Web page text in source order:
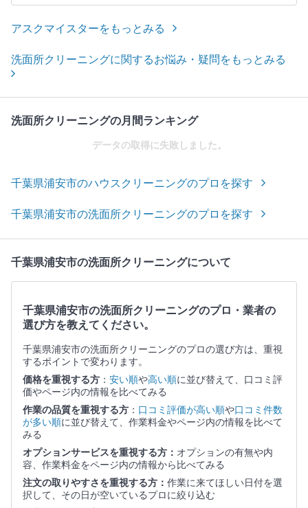
アスクマイスターをもっとみる
洗面所クリーニングに関するお悩み・疑問をもっとみる
洗面所クリーニングの月間ランキング
データの取得に失敗しました。
千葉県浦安市のハウスクリーニングのプロを探す
千葉県浦安市の洗面所クリーニングのプロを探す
千葉県浦安市の洗面所クリーニングについて
千葉県浦安市の洗面所クリーニングのプロ・業者の
選び方を教えてください。
千葉県浦安市の洗面所クリーニングのプロの選び方は、重視
するポイントで変わります。
価格を重視する方 ： 安い順や高い順に並び替えて、口コミ評
価やページ内の情報を比べてみる
作業の品質を重視する方 ： 口コミ評価が高い順や口コミ件数
が多い順に並び替えて、作業料金やページ内の情報を比べて
みる
オプションサービスを重視する方： オプションの有無や内
容、作業料金をページ内の情報から比べてみる
注文の取りやすさを重視する方： 作業に来てほしい日付を選
択して、その日が空いているプロに絞り込む